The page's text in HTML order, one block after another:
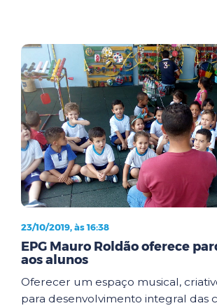
23/10/2019, às 16:38
EPG Mauro Roldão oferece
aos alunos
Oferecer um espaço musical,
para desenvolvimento integral das